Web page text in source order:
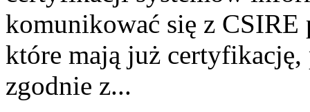
komunikować się z
które mają już
zgodnie z...